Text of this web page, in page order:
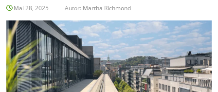
Mai 28, 2025 Autor: Martha Richmond